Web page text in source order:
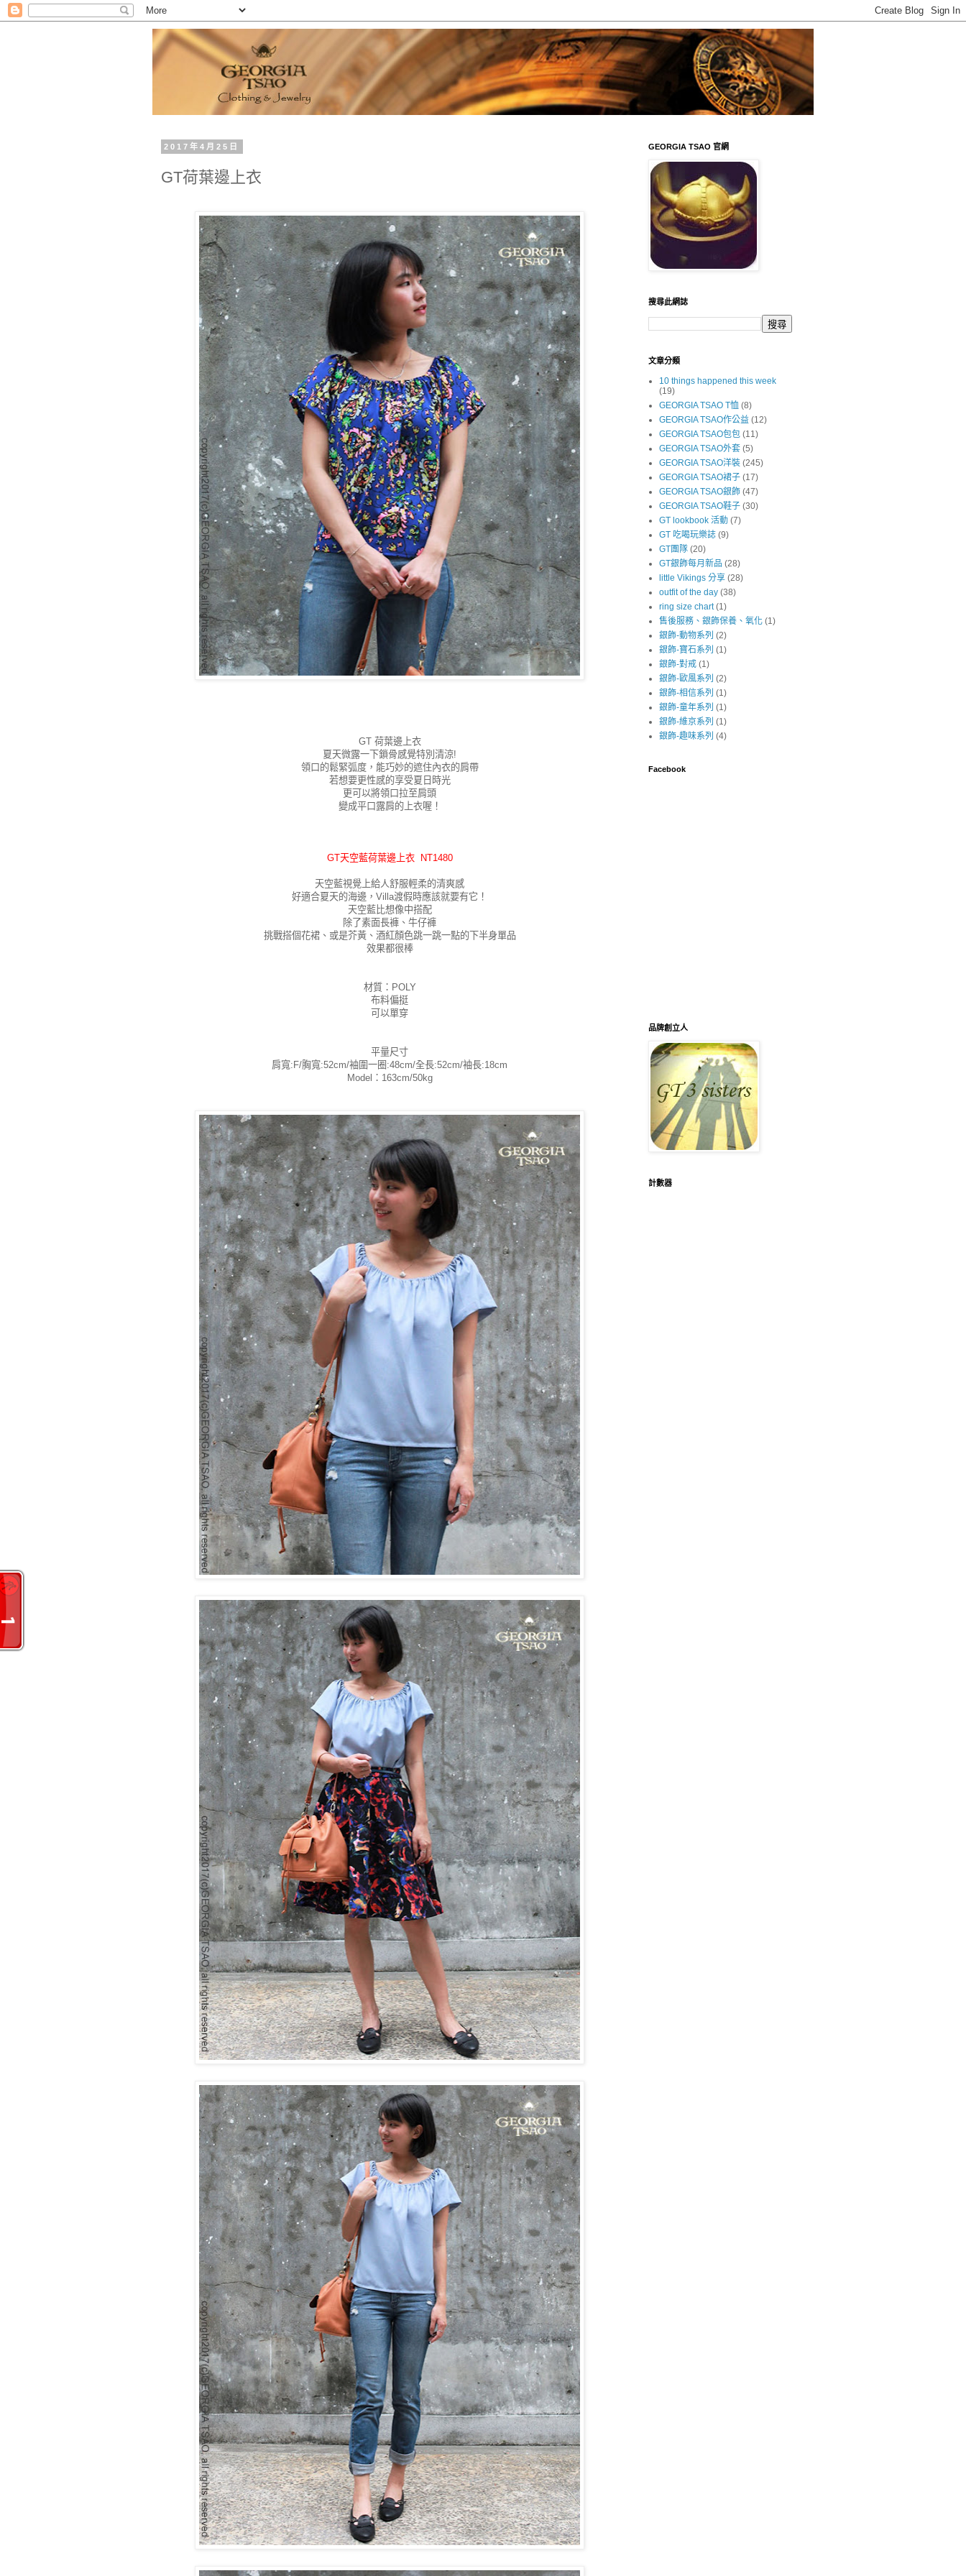
2017年4月25日
GT荷葉邊上衣
GT 荷葉邊上衣
夏天微露一下鎖骨感覺特別清涼!
領口的鬆緊弧度，能巧妙的遮住內衣的肩帶
若想要更性感的享受夏日時光
更可以將領口拉至肩頭
變成平口露肩的上衣喔！
GT天空藍荷葉邊上衣 NT1480
天空藍視覺上給人舒服輕柔的清爽感
好適合夏天的海邊，Villa渡假時應該就要有它！
天空藍比想像中搭配
除了素面長褲、牛仔褲
挑戰搭個花裙、或是芥黃、酒紅顏色跳一跳一點的下半身單品
效果都很棒
材質：POLY
布料偏挺
可以單穿
平量尺寸
肩寬:F/胸寬:52cm/袖圍一圈:48cm/全長:52cm/袖長:18cm
Model：163cm/50kg
GEORGIA TSAO 官網
搜尋此網誌
文章分類
10 things happened this week
(19)
GEORGIA TSAO T恤 (8)
GEORGIA TSAO作公益 (12)
GEORGIA TSAO包包 (11)
GEORGIA TSAO外套 (5)
GEORGIA TSAO洋裝 (245)
GEORGIA TSAO裙子 (17)
GEORGIA TSAO銀飾 (47)
GEORGIA TSAO鞋子 (30)
GT lookbook 活動 (7)
GT 吃喝玩樂誌 (9)
GT團隊 (20)
GT銀飾每月新品 (28)
little Vikings 分享 (28)
outfit of the day (38)
ring size chart (1)
售後服務、銀飾保養、氧化 (1)
銀飾-動物系列 (2)
銀飾-寶石系列 (1)
銀飾-對戒 (1)
銀飾-歐風系列 (2)
銀飾-相信系列 (1)
銀飾-童年系列 (1)
銀飾-維京系列 (1)
銀飾-趣味系列 (4)
Facebook
品牌創立人
計數器